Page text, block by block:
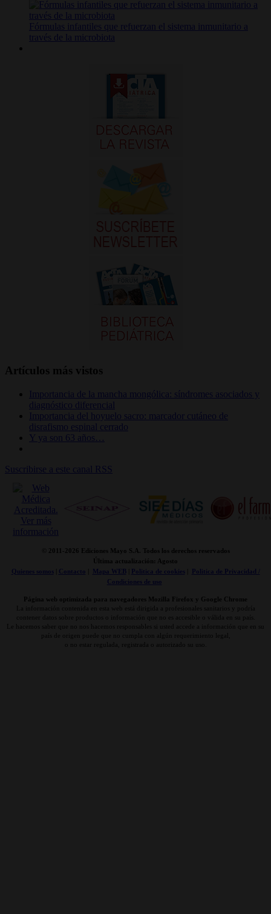
Fórmulas infantiles que refuerzan el sistema inmunitario a
través de la microbiota
Artículos más vistos
Importancia de la mancha mongólica: síndromes asociados y
diagnóstico diferencial
Importancia del hoyuelo sacro: marcador cutáneo de
disrafismo espinal cerrado
Y ya son 63 años…
Suscribirse a este canal RSS
© 2011- 2026 Ediciones Mayo S.A. Todos los derechos reservados
Última actualización: Agosto
Quienes somos| Contacto Mapa WEB| Politica de cookies|
Politica de Privacidad /
Condiciones de uso
Página web optimizada para navegadores Mozilla Firefox y Google Chrome
La información contenida en esta web está dirigida a profesionales sanitarios y podría
contener datos sobre productos o información que no es accesible o válida en su país.
Le hacemos saber que no nos hacemos responsables si usted accede a información que en su
país de origen puede que no cumpla con algún requerimiento legal,
o no estar regulada, registrada o autorizado su uso.